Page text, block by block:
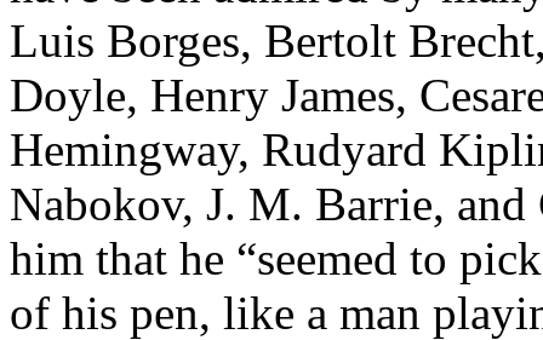
Luis Borges, Bertolt
Doyle, Henry James,
Hemingway, Rudyard
Nabokov, J. M. Barrie,
him that he “seemed to
of his pen, like a man